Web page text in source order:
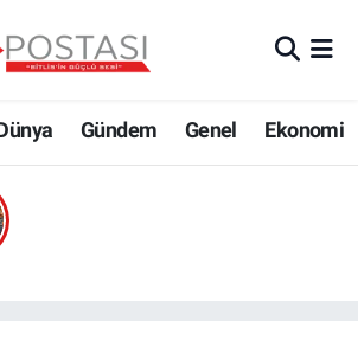
Gündem Genel Ekonomi
Haritası
Durumu ve Fikstür